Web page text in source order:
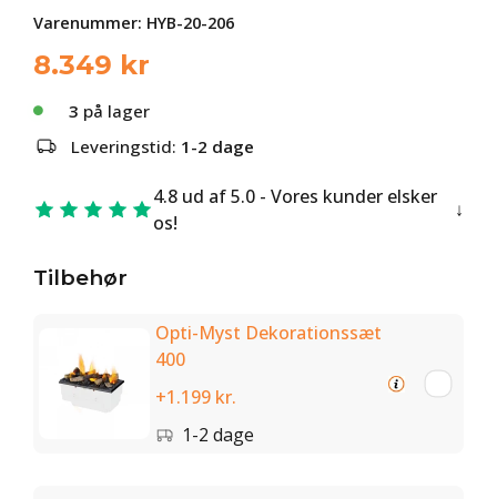
Varenummer: HYB-20-206
8.349 kr
3 på lager
Leveringstid: 1-2 dage
4.8 ud af 5.0 - Vores kunder elsker
os!
Tilbehør
Opti-Myst Dekorationssæt
400
+1.199 kr.
1-2 dage